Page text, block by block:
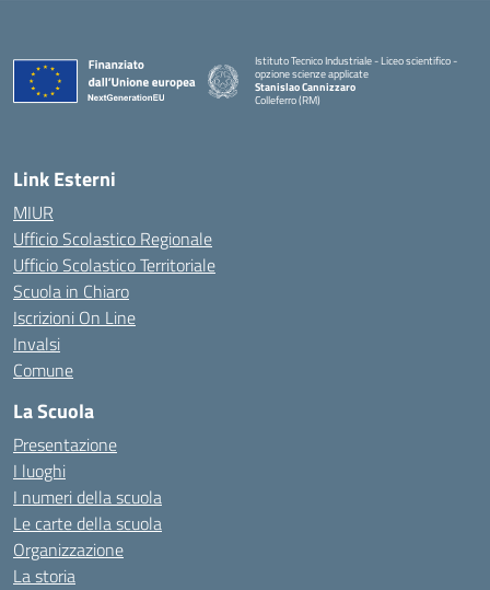
Istituto Tecnico Industriale - Liceo scientifico -
opzione scienze applicate
Stanislao Cannizzaro
Colleferro (RM)
Link Esterni
MIUR
Ufficio Scolastico Regionale
Ufficio Scolastico Territoriale
Scuola in Chiaro
Iscrizioni On Line
Invalsi
Comune
La Scuola
Presentazione
I luoghi
I numeri della scuola
Le carte della scuola
Organizzazione
La storia